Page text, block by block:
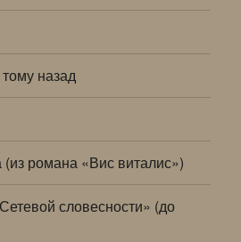
назад
романа «Вис виталис»)
словесности» (до